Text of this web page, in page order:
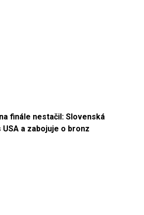
finále nestačil: Slovenská
a zabojuje o bronz